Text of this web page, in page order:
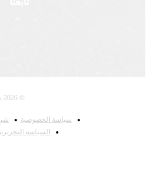
سياسة الخصوصية شروط
السياسة التحريرية